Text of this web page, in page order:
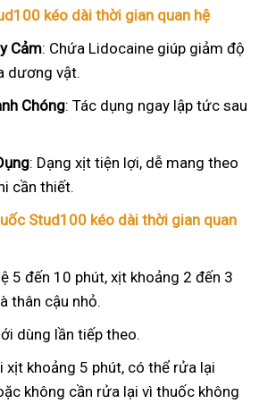
kéo dài thời gian quan hệ
Cảm: Chứa Lidocaine giúp giảm độ
dương vật.
Chóng: Tác dụng ngay lập tức sau
: Dạng xịt tiện lợi, dễ mang theo
cần thiết.
Stud100 kéo dài thời gian quan
5 đến 10 phút, xịt khoảng 2 đến 3
thân cậu nhỏ.
dùng lần tiếp theo.
xịt khoảng 5 phút, có thể rửa lại
không cần rửa lại vì thuốc không